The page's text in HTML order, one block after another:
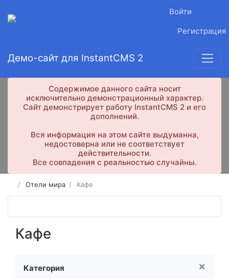
Войти
Регистрация
Демо-сайт для InstantCMS 2
Содержимое данного сайта носит
исключительно демонстрационный характер.
Сайт демонстрирует работу InstantCMS 2 и его
дополнений.
Вся информация на этом сайте выдуманна,
недостоверна или не соответствует
действительности.
Все совпадения с реальностью случайны.
Отели мира Кафе
Кафе
×
Категория